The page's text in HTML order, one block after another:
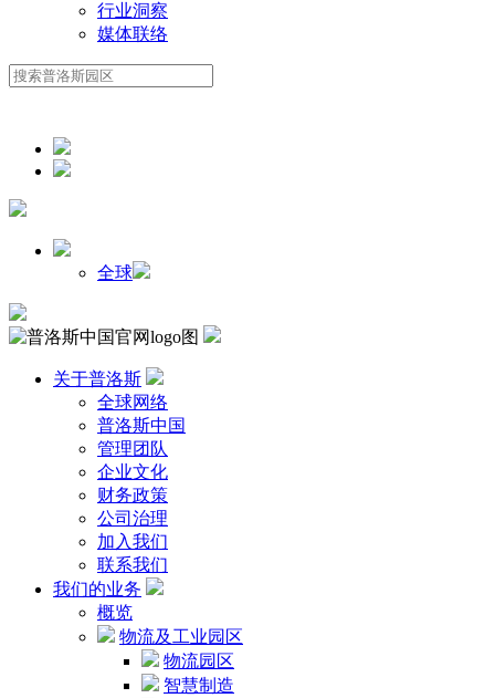
行业洞察
媒体联络
全球
关于普洛斯
全球网络
普洛斯中国
管理团队
企业文化
财务政策
公司治理
加入我们
联系我们
我们的业务
概览
物流及工业园区
物流园区
智慧制造